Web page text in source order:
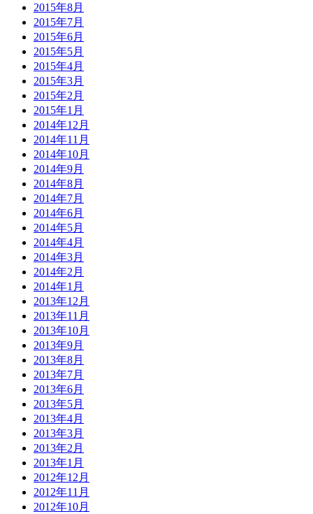
2015年8月
2015年7月
2015年6月
2015年5月
2015年4月
2015年3月
2015年2月
2015年1月
2014年12月
2014年11月
2014年10月
2014年9月
2014年8月
2014年7月
2014年6月
2014年5月
2014年4月
2014年3月
2014年2月
2014年1月
2013年12月
2013年11月
2013年10月
2013年9月
2013年8月
2013年7月
2013年6月
2013年5月
2013年4月
2013年3月
2013年2月
2013年1月
2012年12月
2012年11月
2012年10月